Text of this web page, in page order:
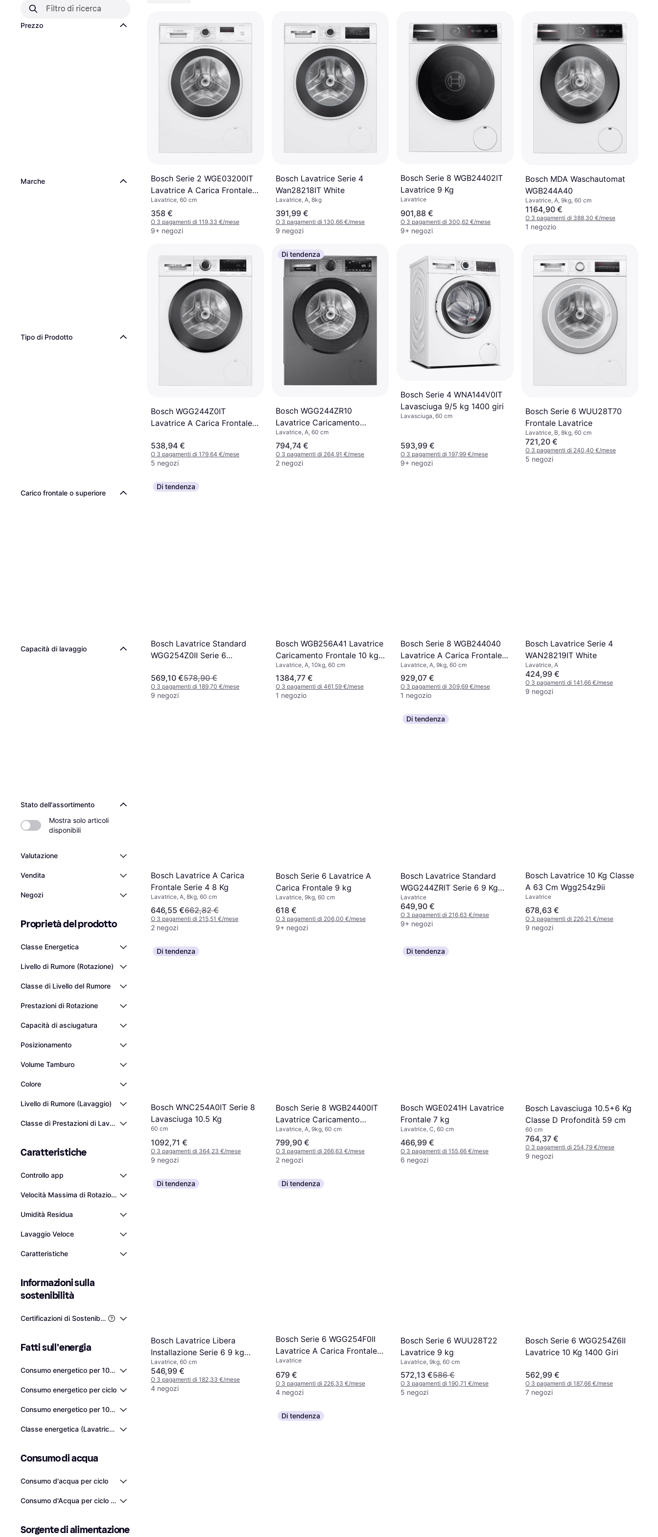
Prezzo
Marche
Tipo di Prodotto
Carico frontale o superiore
Capacità di lavaggio
Stato dell'assortimento
Mostra solo articoli
disponibili
Valutazione
Vendita
Negozi
Proprietà del prodotto
Classe Energetica
Livello di Rumore (Rotazione)
Classe di Livello del Rumore
Prestazioni di Rotazione
Capacità di asciugatura
Posizionamento
Volume Tamburo
Colore
Livello di Rumore (Lavaggio)
Classe di Prestazioni di Lavaggio
Caratteristiche
Controllo app
Velocità Massima di Rotazione
Umidità Residua
Lavaggio Veloce
Caratteristiche
Informazioni sulla
sostenibilità
Certificazioni di Sostenibilità di Terze Parti
Fatti sull'energia
Consumo energetico per 100 cicli
Consumo energetico per ciclo
Consumo energetico per 100 cicli di lavaggio/asciugatura
Classe energetica (Lavatrice e asciugatrice)
Consumo di acqua
Consumo d'acqua per ciclo
Consumo d'Acqua per ciclo di Lavaggio/Asciugatura
Sorgente di alimentazione
Bosch Serie 2 WGE03200IT
Lavatrice A Carica Frontale 8
kg 1200 giri/min
Lavatrice, 60 cm
358 €
O 3 pagamenti di 119,33 €/mese
9+ negozi
Bosch Lavatrice Serie 4
Wan28218IT White
Lavatrice, A, 8kg
391,99 €
O 3 pagamenti di 130,66 €/mese
9 negozi
Bosch Serie 8 WGB24402IT
Lavatrice 9 Kg
Lavatrice
901,88 €
O 3 pagamenti di 300,62 €/mese
9+ negozi
Bosch MDA Waschautomat
WGB244A40
Lavatrice, A, 9kg, 60 cm
1164,90 €
O 3 pagamenti di 388,30 €/mese
1 negozio
Bosch WGG244Z0IT
Lavatrice A Carica Frontale
538,94 €
O 3 pagamenti di 179,64 €/mese
5 negozi
Di tendenza
Bosch WGG244ZR10
Lavatrice Caricamento
Frontale 9 kg
Lavatrice, A, 60 cm
794,74 €
O 3 pagamenti di 264,91 €/mese
2 negozi
Bosch Serie 4 WNA144V0IT
Lavasciuga 9/5 kg 1400 giri
Lavasciuga, 60 cm
593,99 €
O 3 pagamenti di 197,99 €/mese
9+ negozi
Bosch Serie 6 WUU28T70
Frontale Lavatrice
Lavatrice, B, 8kg, 60 cm
721,20 €
O 3 pagamenti di 240,40 €/mese
5 negozi
Di tendenza
Bosch Lavatrice Standard
WGG254Z0II Serie 6
569,10 €578,90 €
O 3 pagamenti di 189,70 €/mese
9 negozi
Bosch WGB256A41 Lavatrice
Caricamento Frontale 10 kg
1600 Giri/min Bianco
Lavatrice, A, 10kg, 60 cm
1384,77 €
O 3 pagamenti di 461,59 €/mese
1 negozio
Bosch Serie 8 WGB244040
Lavatrice A Carica Frontale 9
Kg
Lavatrice, A, 9kg, 60 cm
929,07 €
O 3 pagamenti di 309,69 €/mese
1 negozio
Bosch Lavatrice Serie 4
WAN28219IT White
Lavatrice, A
424,99 €
O 3 pagamenti di 141,66 €/mese
9 negozi
Bosch Lavatrice A Carica
Frontale Serie 4 8 Kg
Lavatrice, A, 8kg, 60 cm
646,55 €662,82 €
O 3 pagamenti di 215,51 €/mese
2 negozi
Bosch Serie 6 Lavatrice A
Carica Frontale 9 kg
Lavatrice, 9kg, 60 cm
618 €
O 3 pagamenti di 206,00 €/mese
9+ negozi
Di tendenza
Bosch Lavatrice Standard
WGG244ZRIT Serie 6 9 Kg
Classe A
Lavatrice
649,90 €
O 3 pagamenti di 216,63 €/mese
9+ negozi
Bosch Lavatrice 10 Kg Classe
A 63 Cm Wgg254z9ii
Lavatrice
678,63 €
O 3 pagamenti di 226,21 €/mese
9 negozi
Di tendenza
Bosch WNC254A0IT Serie 8
Lavasciuga 10.5 Kg
60 cm
1092,71 €
O 3 pagamenti di 364,23 €/mese
9 negozi
Bosch Serie 8 WGB24400IT
Lavatrice Caricamento
Frontale 9 kg 1400 giri/min
Lavatrice, A, 9kg, 60 cm
799,90 €
O 3 pagamenti di 266,63 €/mese
2 negozi
Di tendenza
Bosch WGE0241H Lavatrice
Frontale 7 kg
Lavatrice, C, 60 cm
466,99 €
O 3 pagamenti di 155,66 €/mese
6 negozi
Bosch Lavasciuga 10.5+6 Kg
Classe D Profondità 59 cm
60 cm
764,37 €
O 3 pagamenti di 254,79 €/mese
9 negozi
Di tendenza
Bosch Lavatrice Libera
Installazione Serie 6 9 kg
1400 giri/min
Lavatrice, 60 cm
546,99 €
O 3 pagamenti di 182,33 €/mese
4 negozi
Di tendenza
Bosch Serie 6 WGG254F0II
Lavatrice A Carica Frontale
10kg
Lavatrice
679 €
O 3 pagamenti di 226,33 €/mese
4 negozi
Bosch Serie 6 WUU28T22
Lavatrice 9 kg
Lavatrice, 9kg, 60 cm
572,13 €586 €
O 3 pagamenti di 190,71 €/mese
5 negozi
Bosch Serie 6 WGG254Z6II
Lavatrice 10 Kg 1400 Giri
562,99 €
O 3 pagamenti di 187,66 €/mese
7 negozi
Di tendenza